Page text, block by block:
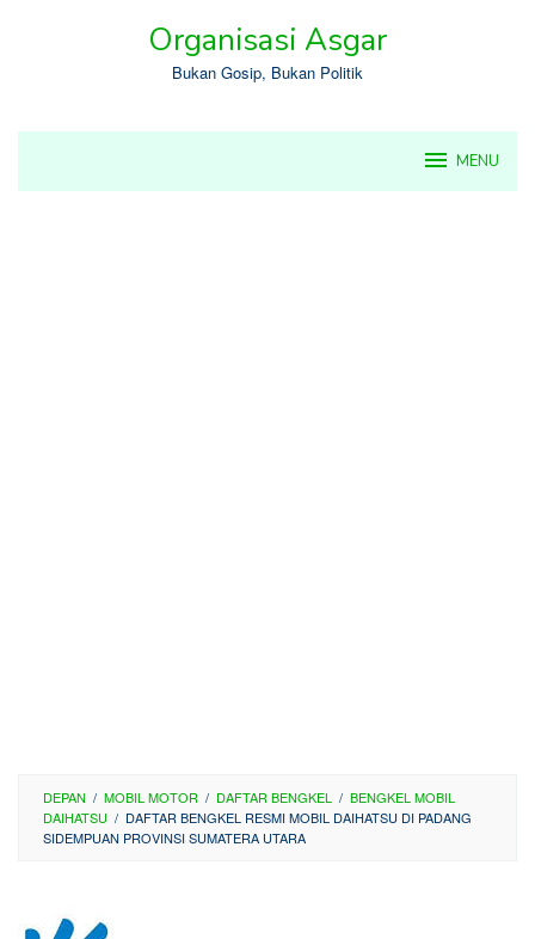
Organisasi Asgar
Bukan Gosip, Bukan Politik
MENU
DEPAN / MOBIL MOTOR / DAFTAR BENGKEL / BENGKEL MOBIL
DAIHATSU / DAFTAR BENGKEL RESMI MOBIL DAIHATSU DI PADANG
SIDEMPUAN PROVINSI SUMATERA UTARA